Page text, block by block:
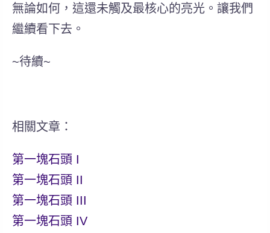
無論如何，這還未觸及最核心的亮光。讓我們
繼續看下去。
~待續~
相關文章：
第一塊石頭 I
第一塊石頭 II
第一塊石頭 III
第一塊石頭 IV